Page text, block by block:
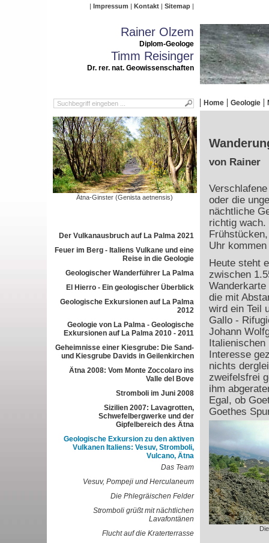
Impressum Kontakt Sitemap
Rainer Olzem
Diplom-Geologe
Timm Reisinger
Dr. rer. nat. Geowissenschaften
Home Geologie
Ätna-Ginster (Genista aetnensis)
Der Vulkanausbruch auf La Palma 2021
Feuer im Berg - Italiens Vulkane und eine
Reise in die Geologie
Geologischer Wanderführer La Palma
El Hierro - Ein geologischer Überblick
Geologische Exkursionen auf La Palma
2012
Geologie von La Palma - Geologische
Exkursionen auf La Palma 2010 - 2011
Geheimnisse einer Kiesgrube: Die Sand-
und Kiesgrube Davids in Geilenkirchen
Ätna 2008: Vom Monte Zoccolaro ins
Valle del Bove
Stromboli im Juni 2008
Sizilien 2007: Lavagrotten,
Schwefelbergwerke und der
Gipfelbereich des Ätna
Geologische Exkursion zu den aktiven
Vulkanen Italiens: Vesuv, Stromboli,
Vulcano, Ätna
Das Team
Vesuv, Pompeji und Herculaneum
Die Phlegräischen Felder
Stromboli grüßt mit nächtlichen
Lavafontänen
Flucht auf die Kraterterrasse
von Rainer
oder die
nächtliche
richtig wach.
Uhr
Heute steht
zwischen
die mit
wird ein Teil
Gallo -
Johann
Italienischen
Interesse
nichts
zweifelsfrei
ihm
Egal, ob
Goethes